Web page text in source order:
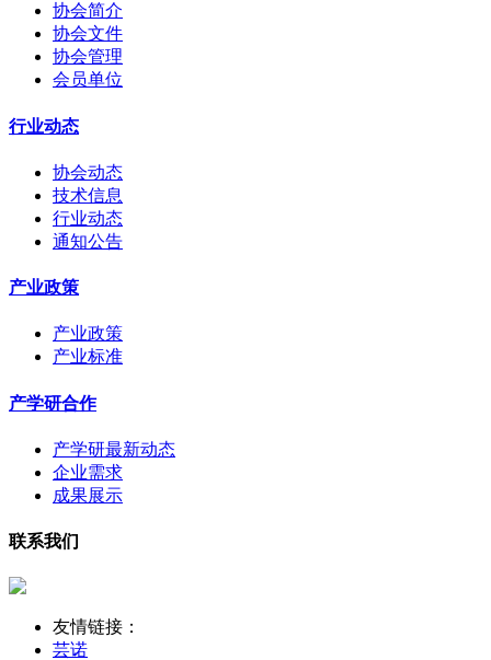
协会简介
协会文件
协会管理
会员单位
行业动态
协会动态
技术信息
行业动态
通知公告
产业政策
产业政策
产业标准
产学研合作
产学研最新动态
企业需求
成果展示
联系我们
友情链接：
芸诺